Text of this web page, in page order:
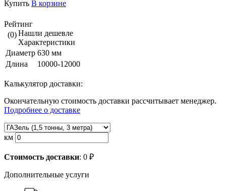
Купить В корзине
Рейтинг
(0)Нашли дешевле
Характеристики
Диаметр 630 мм
Длина
10000-12000
Калькулятор доставки:
Окончательную стоимость доставки рассчитывает менеджер.
Подробнее о доставке
км
Стоимость доставки: 0 ₽
Дополнительные услуги